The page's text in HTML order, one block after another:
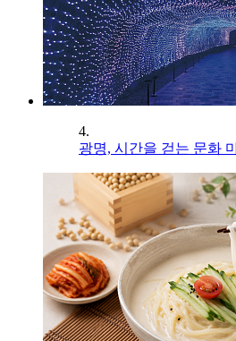
4.
광명, 시간을 걷는 문화